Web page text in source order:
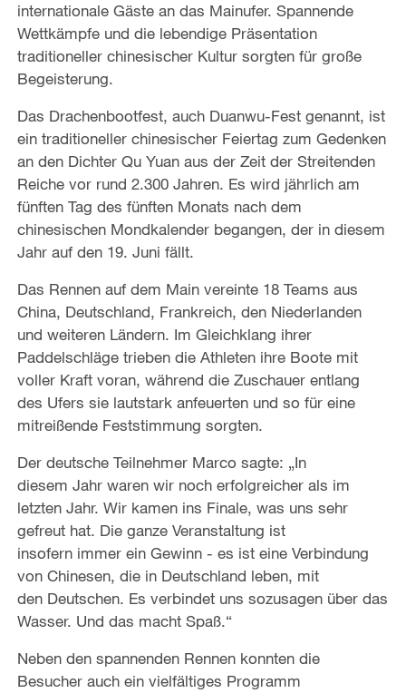
internationale Gäste an das Mainufer. Spannende
Wettkämpfe und die lebendige Präsentation
traditioneller chinesischer Kultur sorgten für große
Begeisterung.
Das Drachenbootfest, auch Duanwu-Fest genannt, ist
ein traditioneller chinesischer Feiertag zum Gedenken
an den Dichter Qu Yuan aus der Zeit der Streitenden
Reiche vor rund 2.300 Jahren. Es wird jährlich am
fünften Tag des fünften Monats nach dem
chinesischen Mondkalender begangen, der in diesem
Jahr auf den 19. Juni fällt.
Das Rennen auf dem Main vereinte 18 Teams aus
China, Deutschland, Frankreich, den Niederlanden
und weiteren Ländern. Im Gleichklang ihrer
Paddelschläge trieben die Athleten ihre Boote mit
voller Kraft voran, während die Zuschauer entlang
des Ufers sie lautstark anfeuerten und so für eine
mitreißende Feststimmung sorgten.
Der deutsche Teilnehmer Marco sagte: „In
diesem Jahr waren wir noch erfolgreicher als im
letzten Jahr. Wir kamen ins Finale, was uns sehr
gefreut hat. Die ganze Veranstaltung ist
insofern immer ein Gewinn - es ist eine Verbindung
von Chinesen, die in Deutschland leben, mit
den Deutschen. Es verbindet uns sozusagen über das
Wasser. Und das macht Spaß.“
Neben den spannenden Rennen konnten die
Besucher auch ein vielfältiges Programm